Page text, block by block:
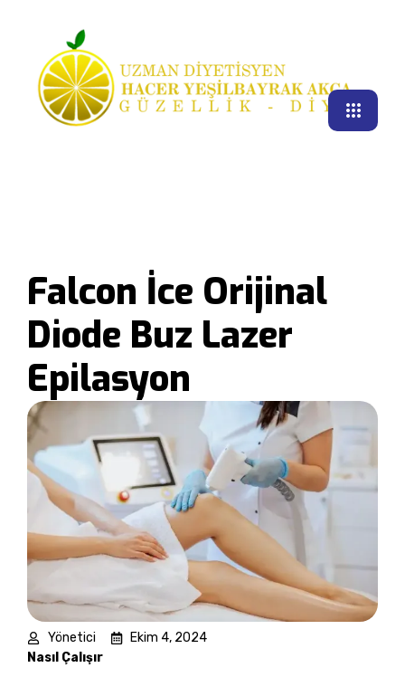
Falcon İce Orijinal
Diode Buz Lazer
Epilasyon
Yönetici
Ekim 4, 2024
Nasıl Çalışır